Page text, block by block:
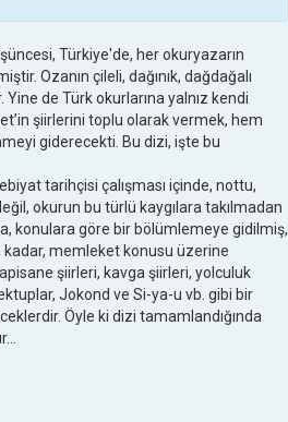
Türkiye'de, her okuryazarın
Ozanın çileli, dağınık, dağdağalı
de Türk okurlarına yalnız kendi
şiirlerini toplu olarak vermek, hem
giderecekti. Bu dizi, işte bu
tarihçisi çalışması içinde, nottu,
okurun bu türlü kaygılara takılmadan
konulara göre bir bölümlemeye gidilmiş,
kadar, memleket konusu üzerine
şiirleri, kavga şiirleri, yolculuk
Jokond ve Si-ya-u vb. gibi bir
Öyle ki dizi tamamlandığında